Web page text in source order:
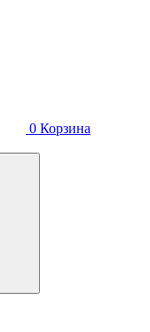
0 Корзина